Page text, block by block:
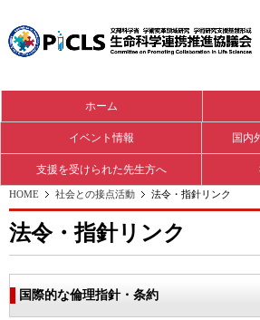
ホーム
イベント情報 国内
支援を受けられた先生方へ
HOME 社会との接点活動 法令・指針リンク
法令・指針リンク
国際的な倫理指針・条約